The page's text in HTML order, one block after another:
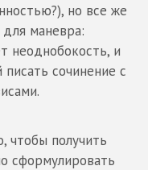
но все же
маневра:
неоднобокость, и
сочинение с
чтобы получить
сформулировать